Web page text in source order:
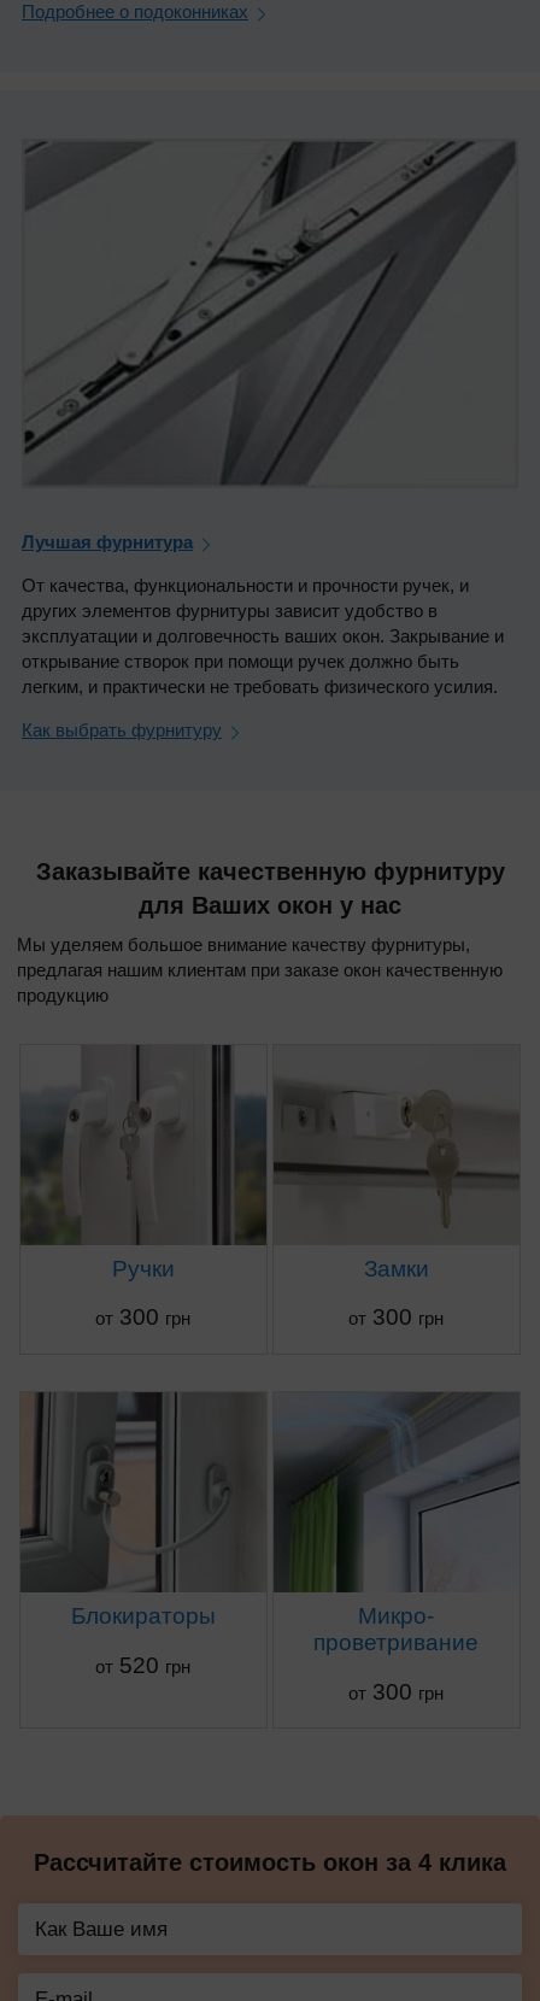
Подробнее о подоконниках
Лучшая фурнитура
От качества, функциональности и прочности ручек, и
других элементов фурнитуры зависит удобство в
эксплуатации и долговечность ваших окон. Закрывание и
открывание створок при помощи ручек должно быть
легким, и практически не требовать физического усилия.
Как выбрать фурнитуру
Заказывайте качественную фурнитуру
для Ваших окон у нас
Мы уделяем большое внимание качеству фурнитуры,
предлагая нашим клиентам при заказе окон качественную
продукцию
Ручки
от 300 грн
Замки
от 300 грн
Блокираторы
от 520 грн
Микро-
проветривание
от 300 грн
Рассчитайте стоимость окон за 4 клика